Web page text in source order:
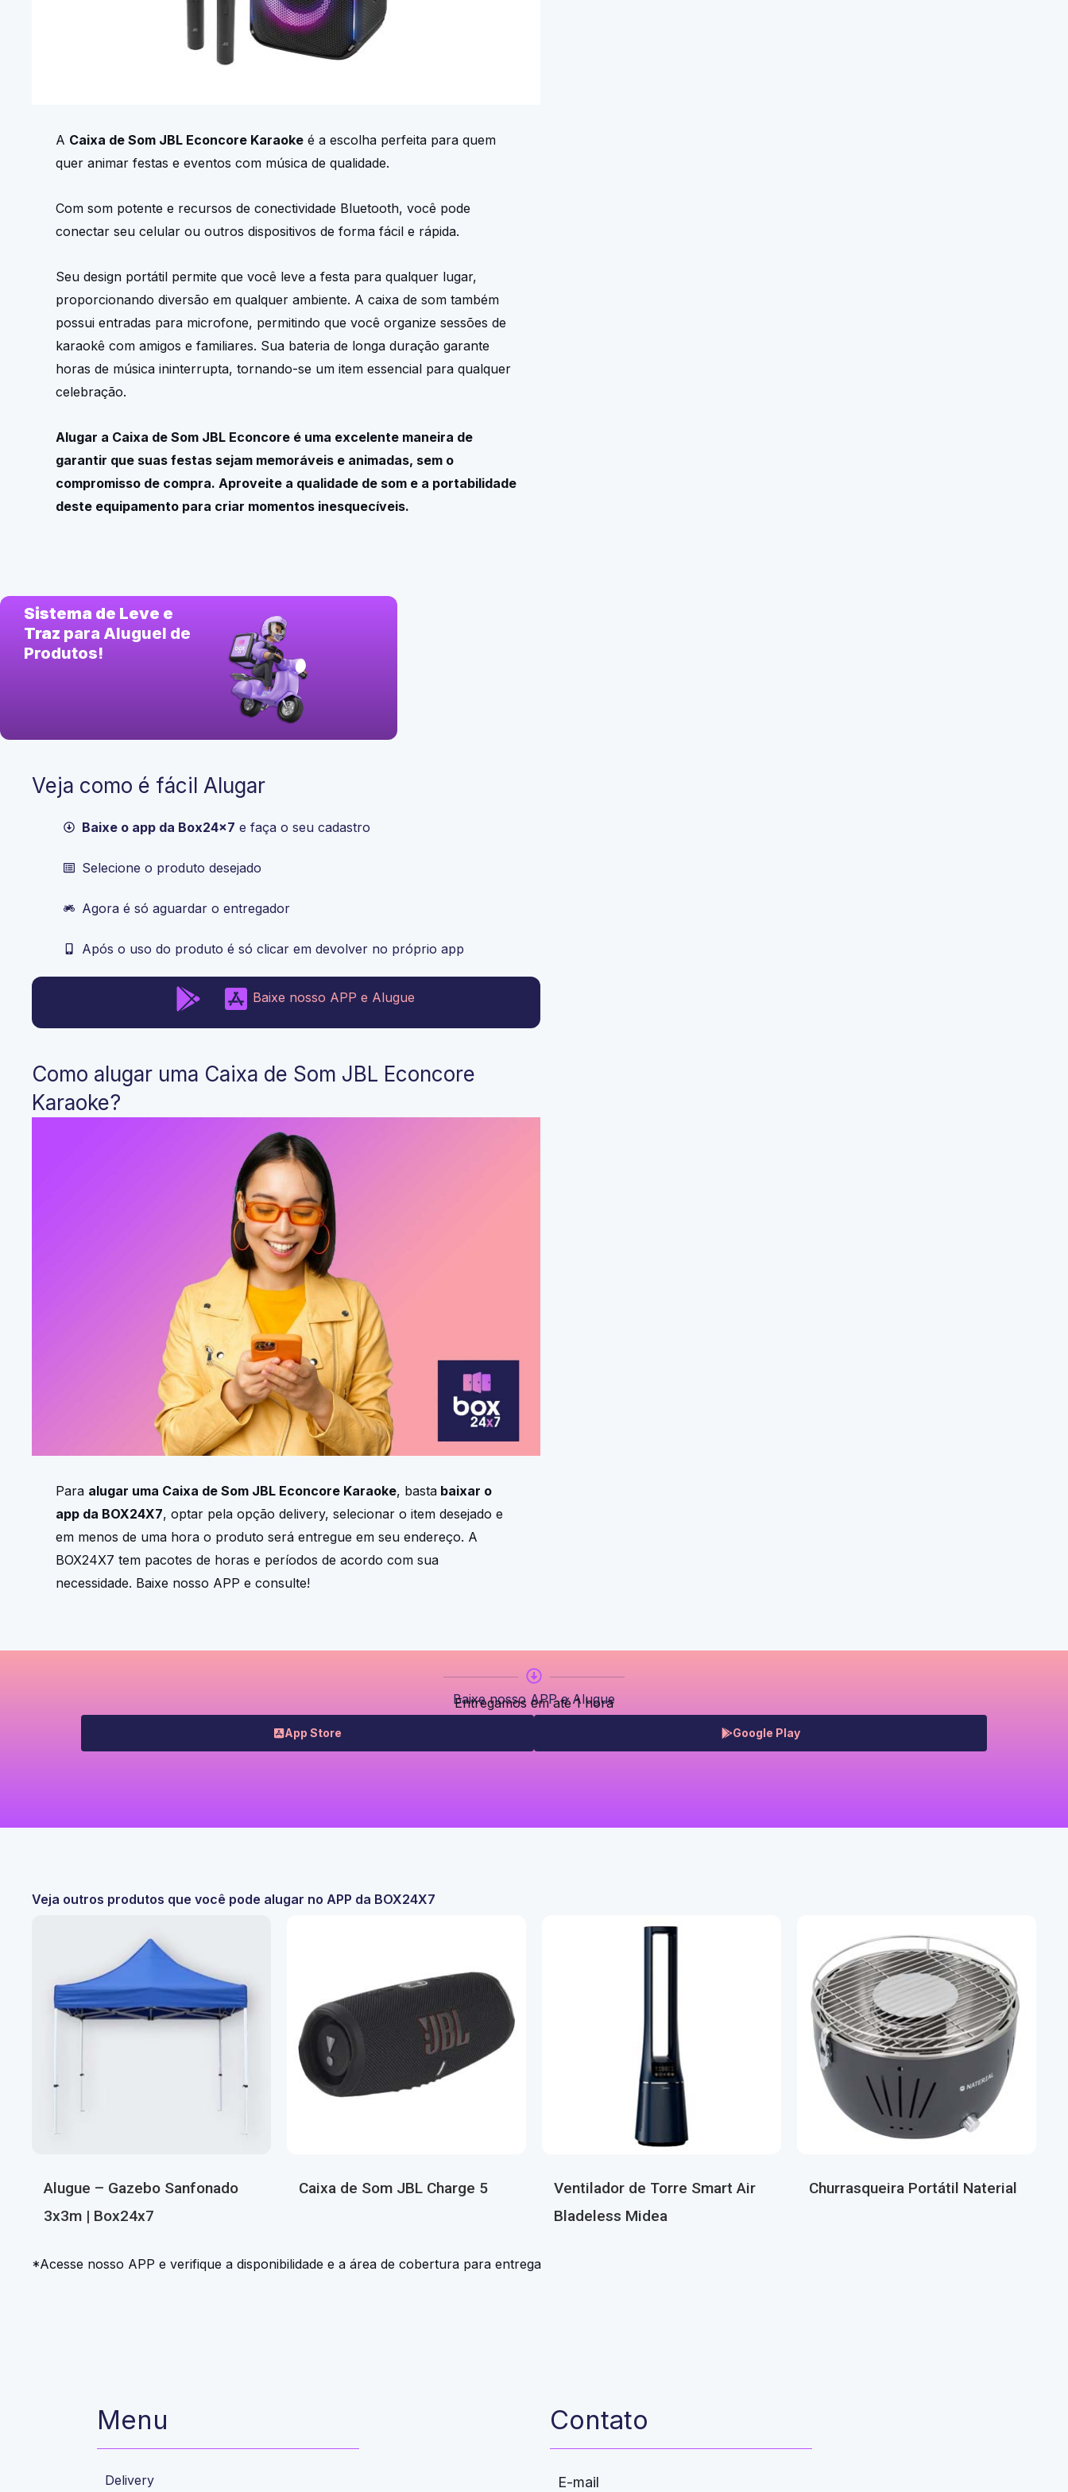
A Caixa de Som JBL Econcore Karaoke é a escolha perfeita para quem
quer animar festas e eventos com música de qualidade.
Com som potente e recursos de conectividade Bluetooth, você pode
conectar seu celular ou outros dispositivos de forma fácil e rápida.
Seu design portátil permite que você leve a festa para qualquer lugar,
proporcionando diversão em qualquer ambiente. A caixa de som também
possui entradas para microfone, permitindo que você organize sessões de
karaokê com amigos e familiares. Sua bateria de longa duração garante
horas de música ininterrupta, tornando-se um item essencial para qualquer
celebração.
Alugar a Caixa de Som JBL Econcore é uma excelente maneira de
garantir que suas festas sejam memoráveis e animadas, sem o
compromisso de compra. Aproveite a qualidade de som e a portabilidade
deste equipamento para criar momentos inesquecíveis.
Sistema de Leve e
Traz para Aluguel de
Produtos!
Veja como é fácil Alugar
Baixe o app da Box24x7 e faça o seu cadastro
Selecione o produto desejado​
Agora é só aguardar o entregador
Após o uso do produto é só clicar em devolver no próprio app
Baixe nosso APP e Alugue
Como alugar uma Caixa de Som JBL Econcore
Karaoke?
Para alugar uma Caixa de Som JBL Econcore Karaoke, basta baixar o
app da BOX24X7, optar pela opção delivery, selecionar o item desejado e
em menos de uma hora o produto será entregue em seu endereço. A
BOX24X7 tem pacotes de horas e períodos de acordo com sua
necessidade. Baixe nosso APP e consulte!
Baixe nosso APP e Alugue
Entregamos em até 1 hora
App Store Google Play
Veja outros produtos que você pode alugar no APP da BOX24X7
Alugue – Gazebo Sanfonado
3x3m | Box24x7
Caixa de Som JBL Charge 5
Ventilador de Torre Smart Air
Bladeless Midea
Churrasqueira Portátil Naterial
*Acesse nosso APP e verifique a disponibilidade e a área de cobertura para entrega
Menu
Delivery
Contato
E-mail